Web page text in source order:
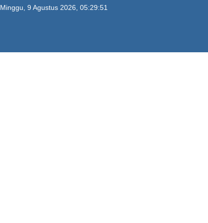
Minggu, 9 Agustus 2026, 05:29:51